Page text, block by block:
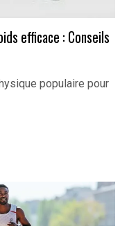
efficace : Conseils
populaire pour